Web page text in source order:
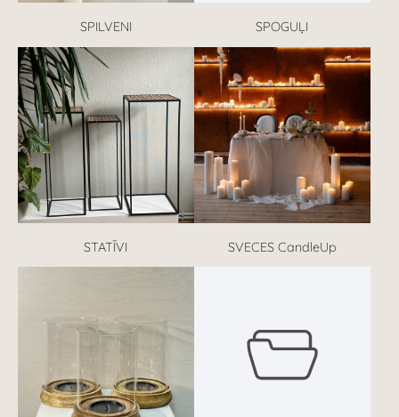
SPILVENI SPOGUĻI
STATĪVI SVECES CandleUp